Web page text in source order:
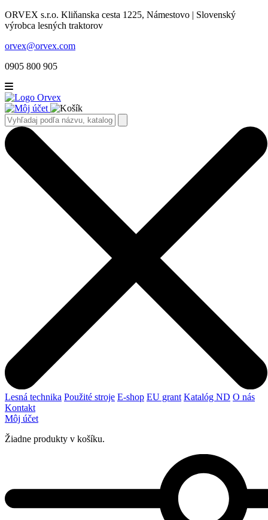
ORVEX s.r.o. Kliňanska cesta 1225, Námestovo | Slovenský
výrobca lesných traktorov
orvex@orvex.com
0905 800 905
Lesná technika Použité stroje E-shop EU grant Katalóg ND O nás
Kontakt
Môj účet
Žiadne produkty v košíku.